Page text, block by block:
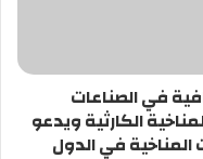
في الصناعات
الكارثية ويدعو
المناخية في الدول